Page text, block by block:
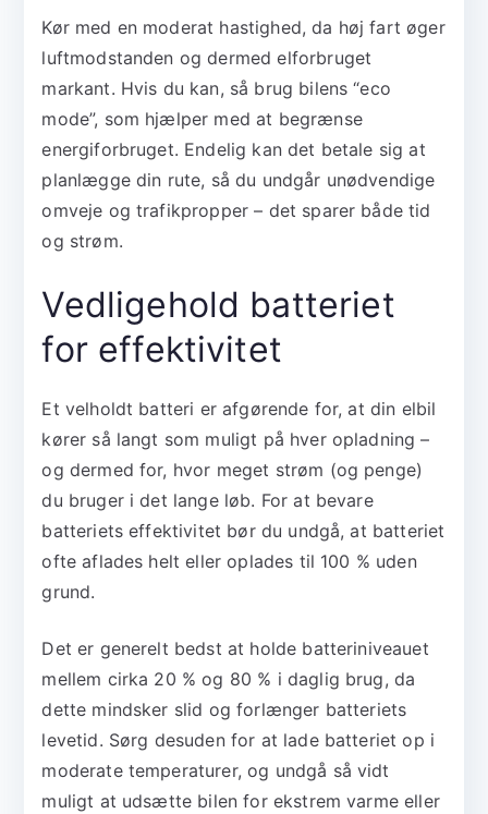
Kør med en moderat hastighed, da høj fart øger
luftmodstanden og dermed elforbruget
markant. Hvis du kan, så brug bilens “eco
mode”, som hjælper med at begrænse
energiforbruget. Endelig kan det betale sig at
planlægge din rute, så du undgår unødvendige
omveje og trafikpropper – det sparer både tid
og strøm.
Vedligehold batteriet
for effektivitet
Et velholdt batteri er afgørende for, at din elbil
kører så langt som muligt på hver opladning –
og dermed for, hvor meget strøm (og penge)
du bruger i det lange løb. For at bevare
batteriets effektivitet bør du undgå, at batteriet
ofte aflades helt eller oplades til 100 % uden
grund.
Det er generelt bedst at holde batteriniveauet
mellem cirka 20 % og 80 % i daglig brug, da
dette mindsker slid og forlænger batteriets
levetid. Sørg desuden for at lade batteriet op i
moderate temperaturer, og undgå så vidt
muligt at udsætte bilen for ekstrem varme eller